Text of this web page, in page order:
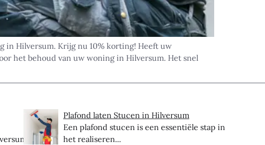
in Hilversum. Krijg nu 10% korting! Heeft uw
het behoud van uw woning in Hilversum. Het snel
Plafond laten Stucen in Hilversum
Een plafond stucen is een essentiële stap in
het realiseren...